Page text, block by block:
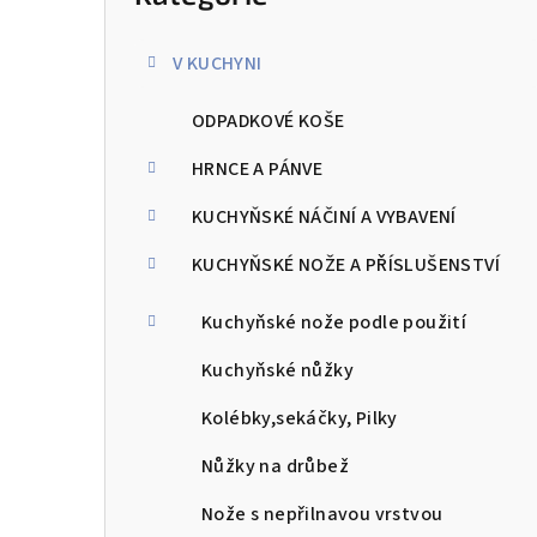
kategorie
V KUCHYNI
ODPADKOVÉ KOŠE
HRNCE A PÁNVE
KUCHYŇSKÉ NÁČINÍ A VYBAVENÍ
KUCHYŇSKÉ NOŽE A PŘÍSLUŠENSTVÍ
Kuchyňské nože podle použití
Kuchyňské nůžky
Kolébky,sekáčky, Pilky
Nůžky na drůbež
Nože s nepřilnavou vrstvou